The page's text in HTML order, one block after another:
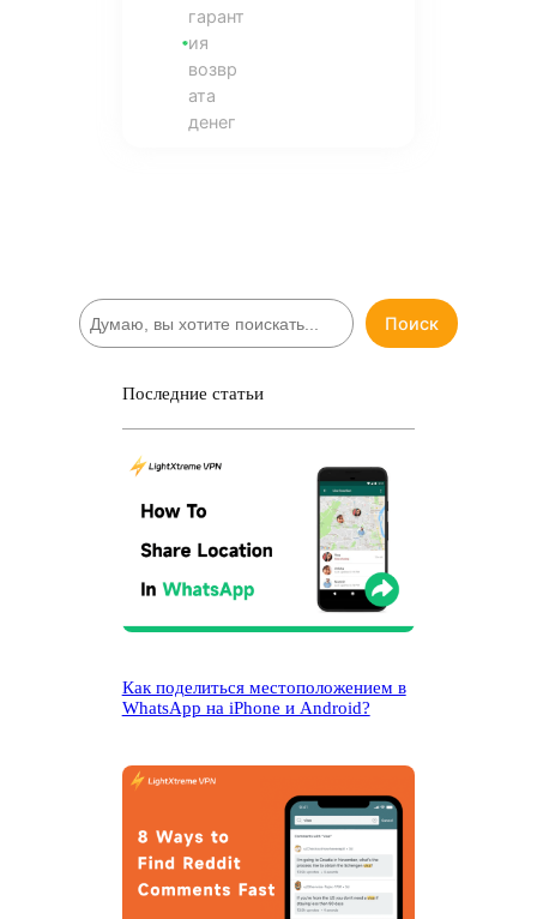
гарант
ия
возвр
ата
денег
П
о
Поиск
Последние статьи
Как поделиться местоположением в
WhatsApp на iPhone и Android?